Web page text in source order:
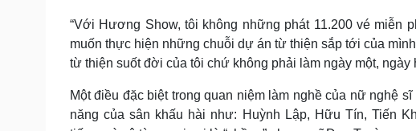
“Với Hương Show, tôi không những phát 11.200 vé miễn
muốn thực hiện những chuỗi dự án từ thiện sắp tới của
từ thiện suốt đời của tôi chứ không phải làm ngày một, ngày
Một điều đặc biệt trong quan niệm làm nghề của nữ nghệ
năng của sân khấu hài như: Huỳnh Lập, Hữu Tín, Tiến